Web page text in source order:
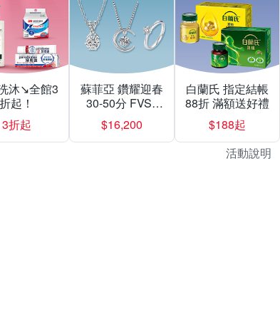
沐↘全館3
折起！
3折起
蘇菲亞 鑽耀迎春
30-50分 FVS1
$16200起
$16,200
白蘭氏 指定結帳
88折 滿額送好禮
$188起
活動說明